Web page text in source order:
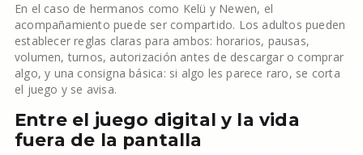
En el caso de hermanos como Kelü y Newen, el
acompañamiento puede ser compartido. Los adultos pueden
establecer reglas claras para ambos: horarios, pausas,
volumen, turnos, autorización antes de descargar o comprar
algo, y una consigna básica: si algo les parece raro, se corta
el juego y se avisa.
Entre el juego digital y la vida
fuera de la pantalla